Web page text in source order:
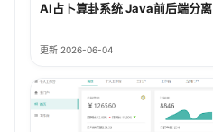
AI占卜算卦系统 Java前后端分离
更新 2026-06-04